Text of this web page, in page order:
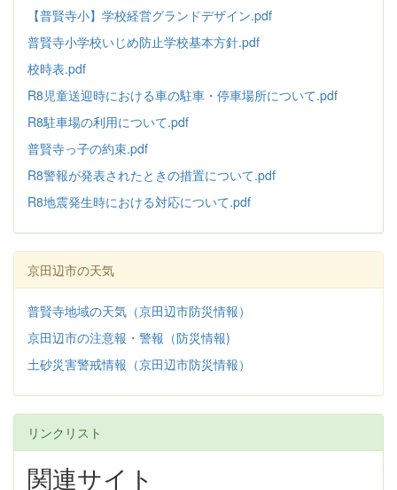
【普賢寺小】学校経営グランドデザイン.pdf
普賢寺小学校いじめ防止学校基本方針.pdf
校時表.pdf
R8児童送迎時における車の駐車・停車場所について.pdf
R8駐車場の利用について.pdf
普賢寺っ子の約束.pdf
R8警報が発表されたときの措置について.pdf
R8地震発生時における対応について.pdf
京田辺市の天気
普賢寺地域の天気（京田辺市防災情報）
京田辺市の注意報・警報（防災情報)
土砂災害警戒情報（京田辺市防災情報）
リンクリスト
関連サイト